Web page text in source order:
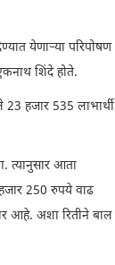
येणाऱ्या परिपोषण
शिंदे होते.
हजार 535 लाभार्थी
त्यानुसार आता
250 रुपये वाढ
आहे. अशा रितीने बाल